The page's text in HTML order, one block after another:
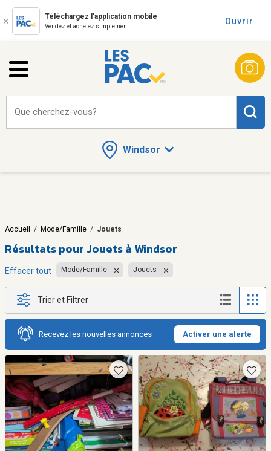
Téléchargez l'application mobile
Vendez et achetez simplement
Ouvrir
Windsor
Que cherchez-vous?
Accueil / Mode/Famille / Jouets
Résultats pour Jouets à Windsor
Effacer tout Mode/Famille Jouets
Trier et Filtrer
Recevez les nouvelles annonces Activer une alerte